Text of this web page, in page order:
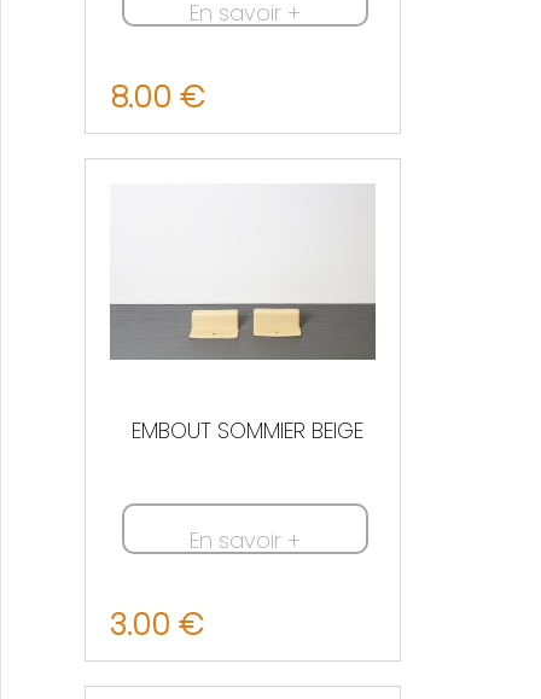
En savoir +
8.00 €
Nous contacter
EMBOUT SOMMIER BEIGE
En savoir +
3.00 €